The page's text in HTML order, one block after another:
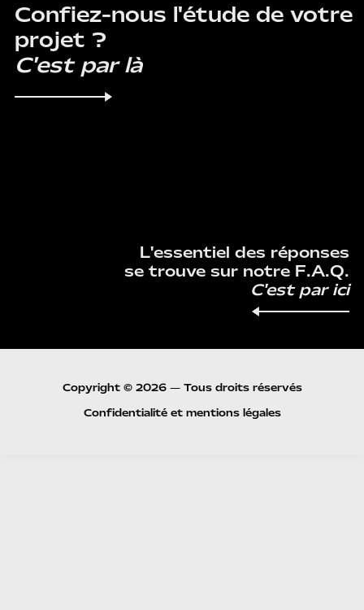
L'essentiel des réponses
se trouve sur notre F.A.Q.
C'est par ici
Confiez-nous l'étude de votre
projet ?
C'est par là
Copyright © 2026 — Tous droits réservés
Confidentialité et mentions légales